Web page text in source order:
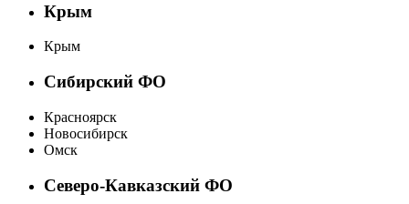
Крым
Крым
Сибирский ФО
Красноярск
Новосибирск
Омск
Северо-Кавказский ФО